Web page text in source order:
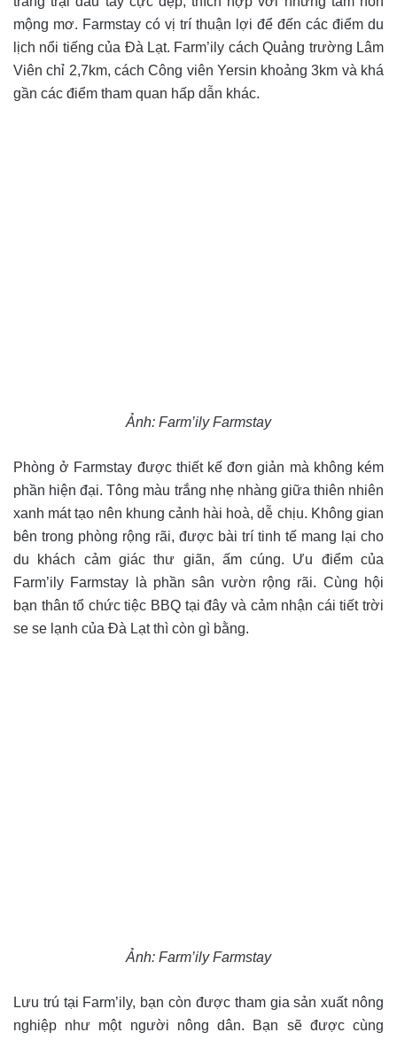
mộng mơ. Farmstay có vị trí thuận lợi để đến các điểm du
lịch nổi tiếng của Đà Lạt. Farm’ily cách Quảng trường Lâm
Viên chỉ 2,7km, cách Công viên Yersin khoảng 3km và khá
gần các điểm tham quan hấp dẫn khác.
Ảnh: Farm’ily Farmstay
Phòng ở Farmstay được thiết kế đơn giản mà không kém
phần hiện đại. Tông màu trắng nhẹ nhàng giữa thiên nhiên
xanh mát tạo nên khung cảnh hài hoà, dễ chịu. Không gian
bên trong phòng rộng rãi, được bài trí tinh tế mang lại cho
du khách cảm giác thư giãn, ấm cúng. Ưu điểm của
Farm’ily Farmstay là phần sân vườn rộng rãi. Cùng hội
bạn thân tổ chức tiệc BBQ tại đây và cảm nhận cái tiết trời
se se lạnh của Đà Lạt thì còn gì bằng.
Ảnh: Farm’ily Farmstay
Lưu trú tại Farm’ily, bạn còn được tham gia sản xuất nông
nghiệp như một người nông dân. Bạn sẽ được cùng